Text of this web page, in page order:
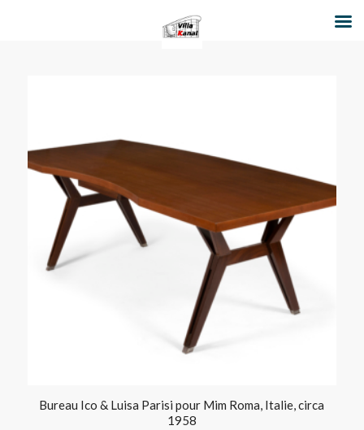
Bureau Ico & Luisa Parisi pour Mim Roma, Italie, circa
1958